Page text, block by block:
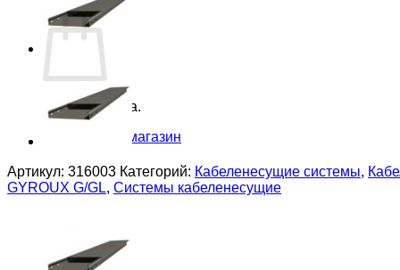
Корзина пуста.
Вернуться в магазин
Артикул: 316003 Категорий: Кабеленесущие системы,
GYROUX G/GL, Системы кабеленесущие